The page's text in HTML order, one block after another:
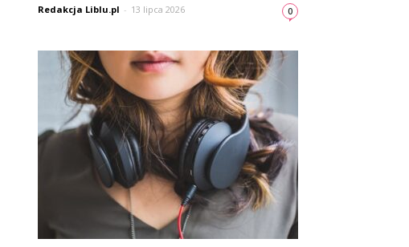
Redakcja Liblu.pl - 13 lipca 2026 0